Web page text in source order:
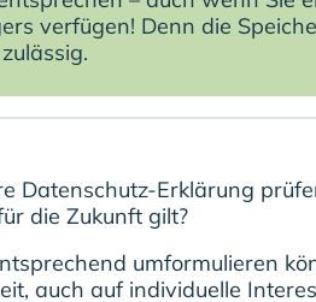
verfügen! Denn die
Datenschutz-Erklärung
die Zukunft gilt?
umformulieren
auch auf individuelle